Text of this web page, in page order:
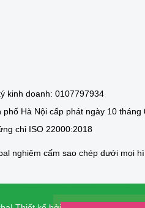
kinh doanh: 0107797934
Hà Nội cấp phát ngày 10 tháng
chỉ ISO 22000:2018
nghiêm cấm sao chép dưới mọi